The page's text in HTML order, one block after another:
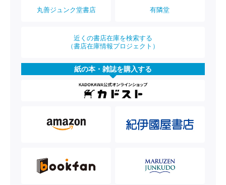
丸善ジュンク堂書店 有隣堂
近くの書店在庫を検索する
（書店在庫情報プロジェクト）
紙の本・雑誌を購入する